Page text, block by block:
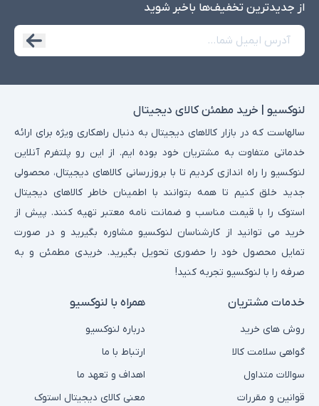
از جدید‌ترین تخفیف‌ها با‌خبر شوید
لنوکسیو | خرید مطمئن کالای دیجیتال
سالهاست که در بازار کالاهای دیجیتال به دنبال راهکاری ویژه برای ارائه
خدماتی متفاوت به مشتریان خود بوده ایم. از این رو پلتفرم آنلاین
لنوکسیو را راه اندازی کردیم تا با بروزرسانی کالاهای دیجیتال، محصولی
جدید خلق کنیم تا همه بتوانند با اطمینان خاطر کالاهای دیجیتال
استوک را با قیمت مناسب و ضمانت نامه معتبر تهیه کنند. پیش از
خرید می توانید از کارشناسان لنوکسیو مشاوره بگیرید و در صورت
تمایل محصول خود را حضوری تحویل بگیرید. خریدی مطمئن و به
صرفه را با لنوکسیو تجربه کنید!
خدمات مشتریان
روش های خرید
گواهی سلامت کالا
سوالات متداول
قوانین و مقررات
همراه با لنوکسیو
درباره لنوکسیو
ارتباط با ما
اهداف و تعهد ما
معنی کالای دیجیتال استوک